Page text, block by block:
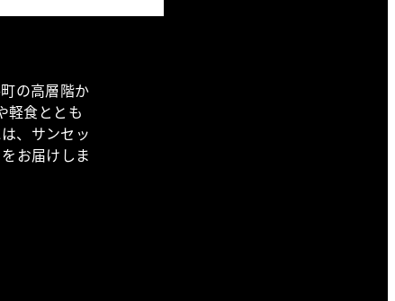
の高層階か
軽食ととも
、サンセッ
お届けしま